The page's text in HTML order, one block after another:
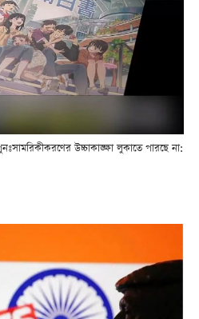
উচ্চাকাঙ্ক্ষা লুকাতে পারছে না: